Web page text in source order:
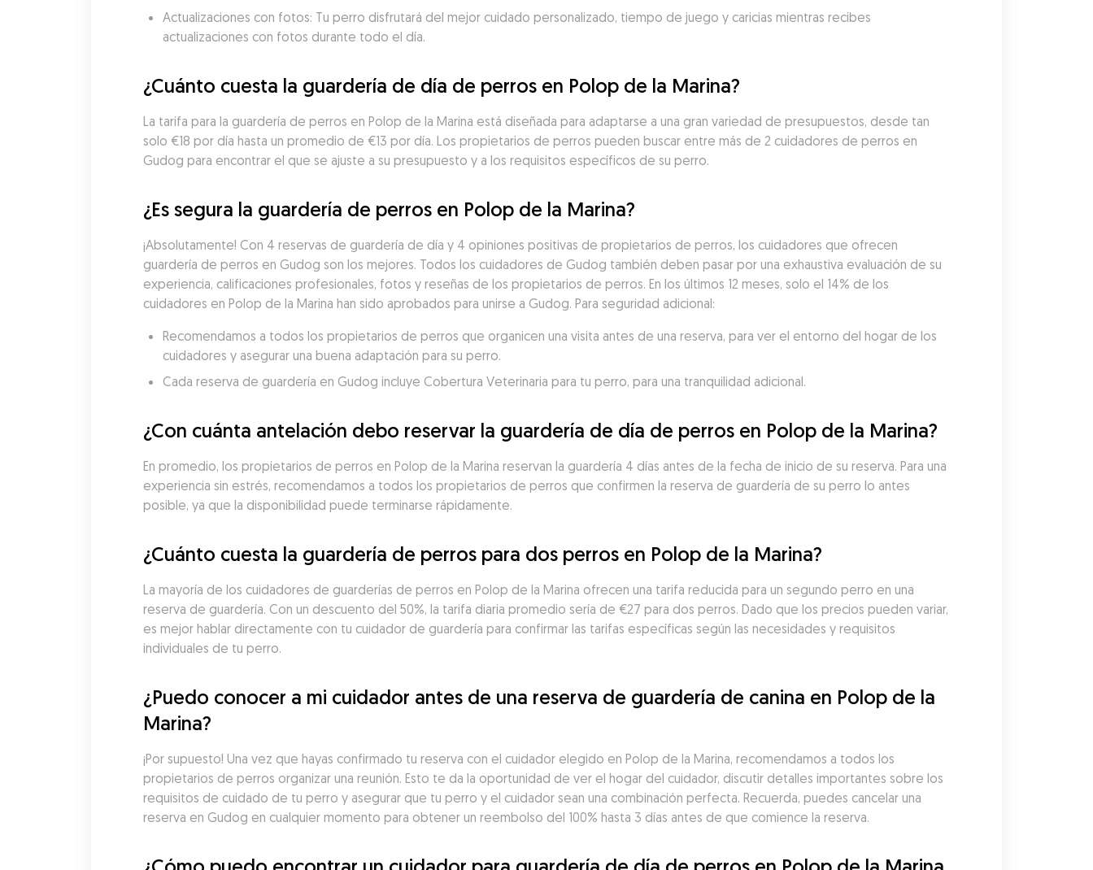
Actualizaciones con fotos: Tu perro disfrutará del mejor cuidado personalizado, tiempo de juego y caricias mientras recibes
actualizaciones con fotos durante todo el día.
¿Cuánto cuesta la guardería de día de perros en Polop de la Marina?
La tarifa para la guardería de perros en Polop de la Marina está diseñada para adaptarse a una gran variedad de presupuestos, desde tan
solo €18 por día hasta un promedio de €13 por día. Los propietarios de perros pueden buscar entre más de 2 cuidadores de perros en
Gudog para encontrar el que se ajuste a su presupuesto y a los requisitos específicos de su perro.
¿Es segura la guardería de perros en Polop de la Marina?
¡Absolutamente! Con 4 reservas de guardería de día y 4 opiniones positivas de propietarios de perros, los cuidadores que ofrecen
guardería de perros en Gudog son los mejores. Todos los cuidadores de Gudog también deben pasar por una exhaustiva evaluación de su
experiencia, calificaciones profesionales, fotos y reseñas de los propietarios de perros. En los últimos 12 meses, solo el 14% de los
cuidadores en Polop de la Marina han sido aprobados para unirse a Gudog. Para seguridad adicional:
Recomendamos a todos los propietarios de perros que organicen una visita antes de una reserva, para ver el entorno del hogar de los
cuidadores y asegurar una buena adaptación para su perro.
Cada reserva de guardería en Gudog incluye Cobertura Veterinaria para tu perro, para una tranquilidad adicional.
¿Con cuánta antelación debo reservar la guardería de día de perros en Polop de la Marina?
En promedio, los propietarios de perros en Polop de la Marina reservan la guardería 4 días antes de la fecha de inicio de su reserva. Para una
experiencia sin estrés, recomendamos a todos los propietarios de perros que confirmen la reserva de guardería de su perro lo antes
posible, ya que la disponibilidad puede terminarse rápidamente.
¿Cuánto cuesta la guardería de perros para dos perros en Polop de la Marina?
La mayoría de los cuidadores de guarderías de perros en Polop de la Marina ofrecen una tarifa reducida para un segundo perro en una
reserva de guardería. Con un descuento del 50%, la tarifa diaria promedio sería de €27 para dos perros. Dado que los precios pueden variar,
es mejor hablar directamente con tu cuidador de guardería para confirmar las tarifas específicas según las necesidades y requisitos
individuales de tu perro.
¿Puedo conocer a mi cuidador antes de una reserva de guardería de canina en Polop de la
Marina?
¡Por supuesto! Una vez que hayas confirmado tu reserva con el cuidador elegido en Polop de la Marina, recomendamos a todos los
propietarios de perros organizar una reunión. Esto te da la oportunidad de ver el hogar del cuidador, discutir detalles importantes sobre los
requisitos de cuidado de tu perro y asegurar que tu perro y el cuidador sean una combinación perfecta. Recuerda, puedes cancelar una
reserva en Gudog en cualquier momento para obtener un reembolso del 100% hasta 3 días antes de que comience la reserva.